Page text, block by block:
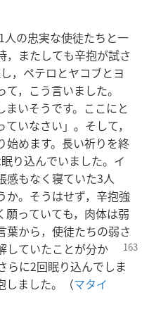
の忠実な使徒たちと一
，またしても辛抱が試さ
，ペテロとヤコブとヨ
，こう言いました。
まいそうです。ここにと
いなさい」。そして，
始めます。長い祈りを終
り込んでいました。イ
感もなく寝ていた3人
か。そうはせず，辛抱強
願っていても，肉体は弱
葉から，使徒たちの弱さ
していたことが分か
らに2回眠り込んでしま
しました。（マタイ